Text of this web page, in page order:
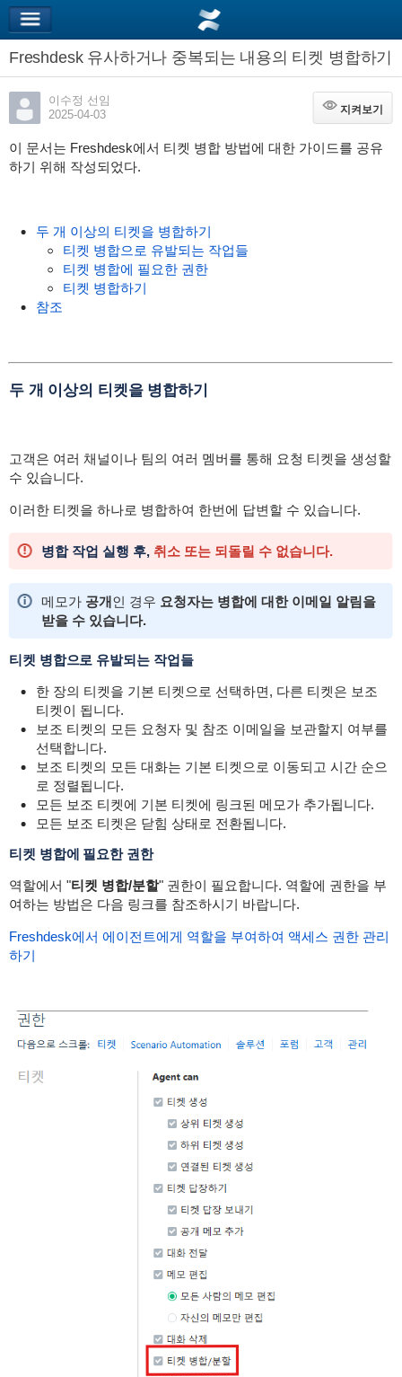
Freshdesk 유사하거나 중복되는 내용의 티켓 병합하기
이수정 선임
2025-04-03
지켜보기
지켜보기
이 문서는 Freshdesk에서 티켓 병합 방법에 대한 가이드를 공유
하기 위해 작성되었다.
두 개 이상의 티켓을 병합하기
티켓 병합으로 유발되는 작업들
티켓 병합에 필요한 권한
티켓 병합하기
참조
두 개 이상의 티켓을 병합하기
고객은 여러 채널이나 팀의 여러 멤버를 통해 요청 티켓을 생성할
수 있습니다.
이러한 티켓을 하나로 병합하여 한번에 답변할 수 있습니다.
병합 작업 실행 후, 취소 또는 되돌릴 수 없습니다.
메모가 공개인 경우 요청자는 병합에 대한 이메일 알림을
받을 수 있습니다.
티켓 병합으로 유발되는 작업들
한 장의 티켓을 기본 티켓으로 선택하면, 다른 티켓은 보조
티켓이 됩니다.
보조 티켓의 모든 요청자 및 참조 이메일을 보관할지 여부를
선택합니다.
보조 티켓의 모든 대화는 기본 티켓으로 이동되고 시간 순으
로 정렬됩니다.
모든 보조 티켓에 기본 티켓에 링크된 메모가 추가됩니다.
모든 보조 티켓은 닫힘 상태로 전환됩니다.
티켓 병합에 필요한 권한
역할에서 "티켓 병합/분할" 권한이 필요합니다. 역할에 권한을 부
여하는 방법은 다음 링크를 참조하시기 바랍니다.
Freshdesk에서 에이전트에게 역할을 부여하여 액세스 권한 관리
하기